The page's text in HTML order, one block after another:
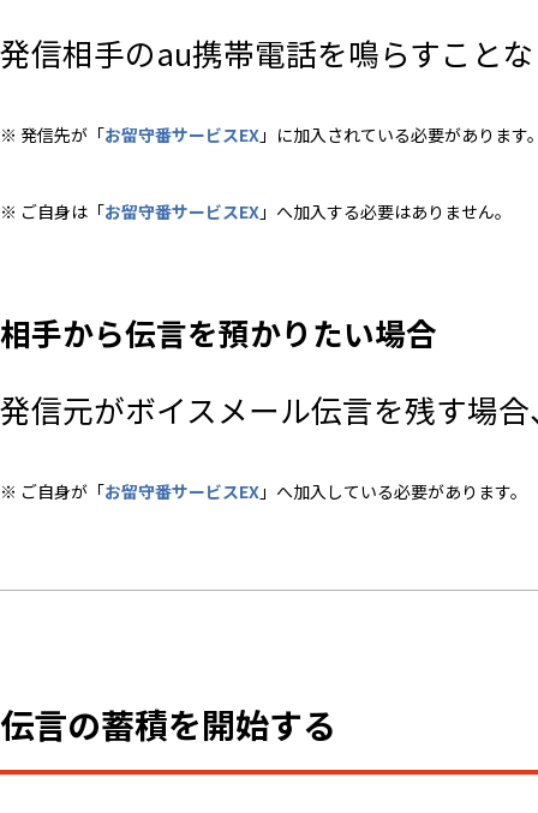
発信相手のau携帯電話を鳴らすこと
※ 発信先が「お留守番サービスEX 」に加入されている必要があります
※ ご自身は「お留守番サービスEX 」へ加入する必要はありません。
相手から伝言を預かりたい場合
発信元がボイスメール伝言を残す場
※ ご自身が「お留守番サービスEX 」へ加入している必要があります。
伝言の蓄積を開始する